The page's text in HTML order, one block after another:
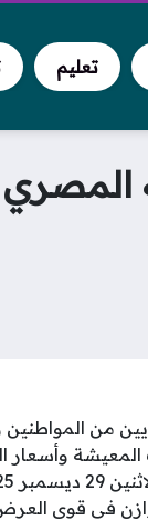
تعليم
المصري
من
المعيشة وأسعار
في قوى